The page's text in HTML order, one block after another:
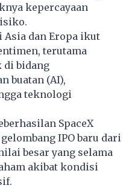
kepercayaan
Asia dan Eropa ikut
terutama
di bidang
buatan (AI),
teknologi
SpaceX
IPO baru dari
besar yang selama
akibat kondisi